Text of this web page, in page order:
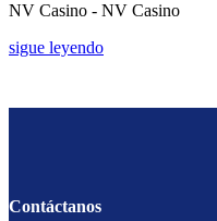
NV Casino - NV Casino
sigue leyendo
Contáctanos